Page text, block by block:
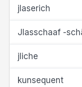
jlaserich
Jlasschaaf -
jliche
kunsequent